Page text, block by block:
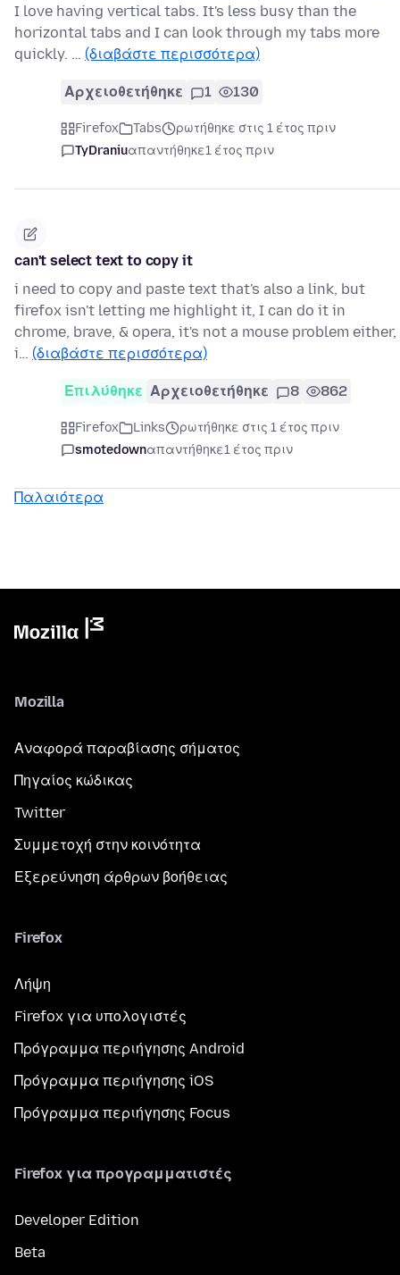
I love having vertical tabs. It's less busy than the
horizontal tabs and I can look through my tabs more
quickly. … (διαβάστε περισσότερα)
Αρχειοθετήθηκε 1 130
Firefox Tabs
ρωτήθηκε στις 1 έτος πριν
TyDraniuαπαντήθηκε1 έτος πριν
can't select text to copy it
i need to copy and paste text that's also a link, but
firefox isn't letting me highlight it, I can do it in
chrome, brave, & opera, it's not a mouse problem either,
i… (διαβάστε περισσότερα)
Επιλύθηκε Αρχειοθετήθηκε 8 862
Firefox Links
ρωτήθηκε στις 1 έτος πριν
smotedownαπαντήθηκε1 έτος πριν
Παλαιότερα
Mozilla
Αναφορά παραβίασης σήματος
Πηγαίος κώδικας
Twitter
Συμμετοχή στην κοινότητα
Εξερεύνηση άρθρων βοήθειας
Firefox
Λήψη
Firefox για υπολογιστές
Πρόγραμμα περιήγησης Android
Πρόγραμμα περιήγησης iOS
Πρόγραμμα περιήγησης Focus
Firefox για προγραμματιστές
Developer Edition
Beta